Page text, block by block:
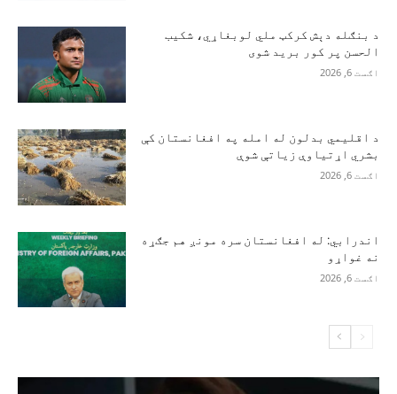
د بنګله دېش کرکټ ملي لوبغاړي، شکیب
الحسن پر کور برید شوی
اګست 6, 2026
د اقلیمي بدلون له امله په افغانستان کې
بشري اړتیاوې زیاتې شوې
اګست 6, 2026
اندرابي: له افغانستان سره مونږ هم جګړه
نه غواړو
اګست 6, 2026